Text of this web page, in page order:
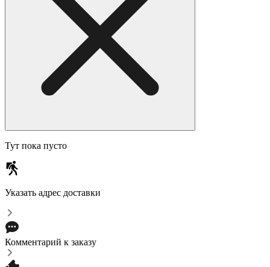
Тут пока пусто
Указать адрес доставки
Комментарий к заказу